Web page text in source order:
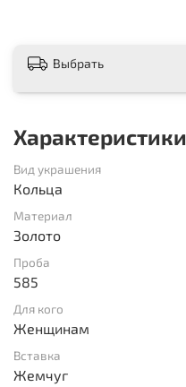
Выбрать
Характеристики
Вид украшения
Кольца
Материал
Золото
Проба
585
Для кого
Женщинам
Вставка
Жемчуг